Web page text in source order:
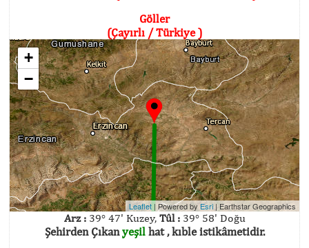
Göller
(Çayırlı / Türkiye )
+
−
Leaflet | Powered by Esri | Earthstar Geographics
Arz :39° 47' Kuzey, Tûl :39° 58' Doğu
Şehirden Çıkanyeşilhat , kıble istikâmetidir.